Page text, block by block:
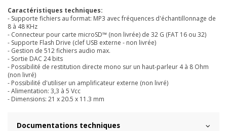
Caractéristiques techniques:
- Supporte fichiers au format: MP3 avec fréquences d'échantillonnage de
8 à 48 KHz
- Connecteur pour carte microSD™ (non livrée) de 32 G (FAT 16 ou 32)
- Supporte Flash Drive (clef USB externe - non livrée)
- Gestion de 512 fichiers audio max.
- Sortie DAC 24 bits
- Possibilité de restitution directe mono sur un haut-parleur 4 à 8 Ohm
(non livré)
- Possibilité d'utiliser un amplificateur externe (non livré)
- Alimentation: 3,3 à 5 Vcc
- Dimensions: 21 x 20.5 x 11.3 mm
Documentations techniques